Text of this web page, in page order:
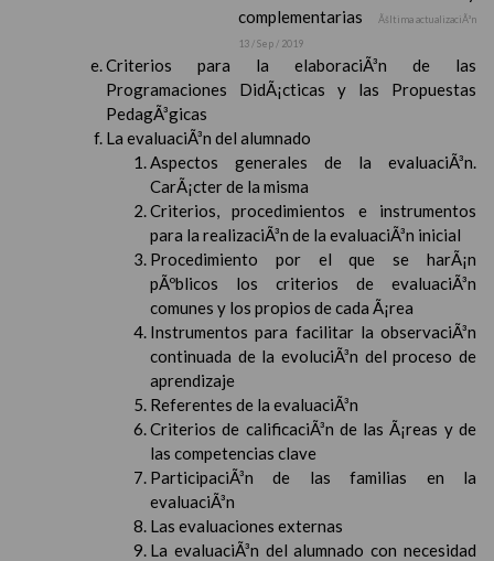
complementarias
Ãšltima actualizaciÃ³n
13 / Sep / 2019
Criterios para la elaboraciÃ³n de las
Programaciones DidÃ¡cticas y las Propuestas
PedagÃ³gicas
La evaluaciÃ³n del alumnado
Aspectos generales de la evaluaciÃ³n.
CarÃ¡cter de la misma
Criterios, procedimientos e instrumentos
para la realizaciÃ³n de la evaluaciÃ³n inicial
Procedimiento por el que se harÃ¡n
pÃºblicos los criterios de evaluaciÃ³n
comunes y los propios de cada Ã¡rea
Instrumentos para facilitar la observaciÃ³n
continuada de la evoluciÃ³n del proceso de
aprendizaje
Referentes de la evaluaciÃ³n
Criterios de calificaciÃ³n de las Ã¡reas y de
las competencias clave
ParticipaciÃ³n de las familias en la
evaluaciÃ³n
Las evaluaciones externas
La evaluaciÃ³n del alumnado con necesidad